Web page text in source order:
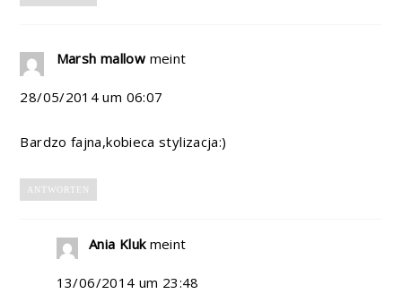
Marsh mallow meint
28/05/2014 um 06:07
Bardzo fajna,kobieca stylizacja:)
ANTWORTEN
Ania Kluk meint
13/06/2014 um 23:48